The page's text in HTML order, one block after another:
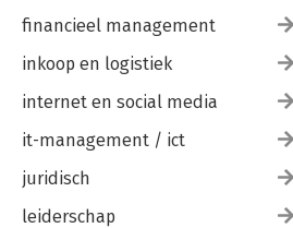
financieel management
inkoop en logistiek
internet en social media
it-management / ict
juridisch
leiderschap